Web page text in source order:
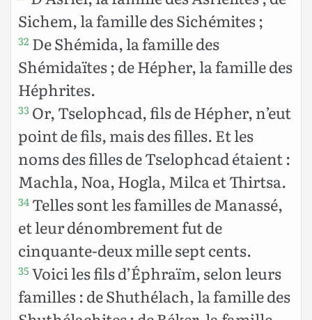
Sichem, la famille des Sichémites ;
32 De Shémida, la famille des
Shémidaïtes ; de Hépher, la famille des
Héphrites.
33 Or, Tselophcad, fils de Hépher, n’eut
point de fils, mais des filles. Et les
noms des filles de Tselophcad étaient :
Machla, Noa, Hogla, Milca et Thirtsa.
34 Telles sont les familles de Manassé,
et leur dénombrement fut de
cinquante-deux mille sept cents.
35 Voici les fils d’Éphraïm, selon leurs
familles : de Shuthélach, la famille des